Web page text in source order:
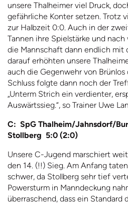
unsere Thalheimer viel Druck,
gefährliche Konter setzen. Trotz
zur Halbzeit 0:0. Auch in der
Tannen ihre Spielstärke und
die Mannschaft dann endlich mit
darauf erhöhten unsere
auch die Gegenwehr von
Schluss folgte dann noch der
„Unterm Strich ein verdienter,
Auswärtssieg.“, so Trainer Uwe
C: SpG Thalheim/Jahnsdorf/
Stollberg 5:0 (2:0)
Unsere C-Jugend marschiert
den 14. (!!) Sieg. Am Anfang
schwer, da Stollberg sehr tief
Powersturm in Manndeckung
überraschend, dass ein Standard